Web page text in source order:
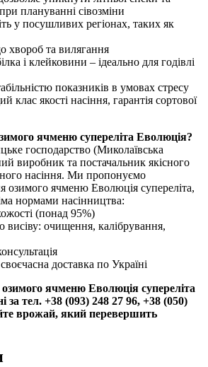
плануванні сівозміни
у посушливих регіонах, таких як
хвороб та вилягання
і клейковини – ідеально для годівлі
показників в умовах стресу
клас якості насіння, гарантія сортової
ячменю супереліта Еволюція?
господарство (Миколаївська
виробник та постачальник якісного
насіння. Ми пропонуємо
озимого ячменю Еволюція супереліта,
нормами насінництва:
(понад 95%)
висіву: очищення, калібрування,
доставка по Україні
ячменю Еволюція супереліта
за тел. +38 (093) 248 27 96, +38 (050)
врожай, який перевершить